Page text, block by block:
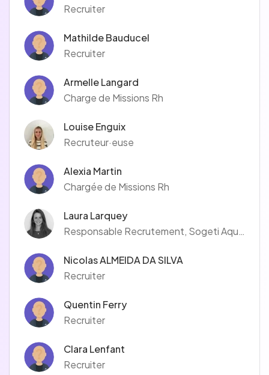
Recruiter
Mathilde Bauducel
Recruiter
Armelle Langard
Charge de Missions Rh
Louise Enguix
Recruteur·euse
Alexia Martin
Chargée de Missions Rh
Laura Larquey
Responsable Recrutement, Sogeti Aquitaine
Nicolas ALMEIDA DA SILVA
Recruiter
Quentin Ferry
Recruiter
Clara Lenfant
Recruiter